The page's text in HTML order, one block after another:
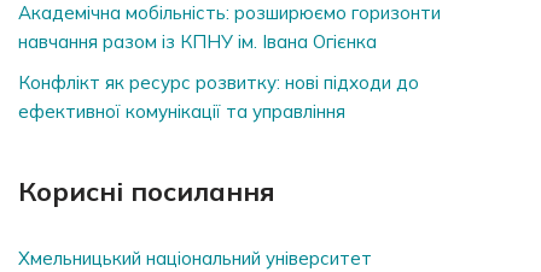
Академічна мобільність: розширюємо горизонти
навчання разом із КПНУ ім. Івана Огієнка
Конфлікт як ресурс розвитку: нові підходи до
ефективної комунікації та управління
Корисні посилання
Хмельницький національний університет